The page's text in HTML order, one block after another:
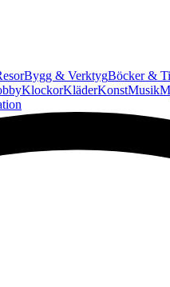
Bygg & VerktygBöcker &
KlockorKläderKonstMusik